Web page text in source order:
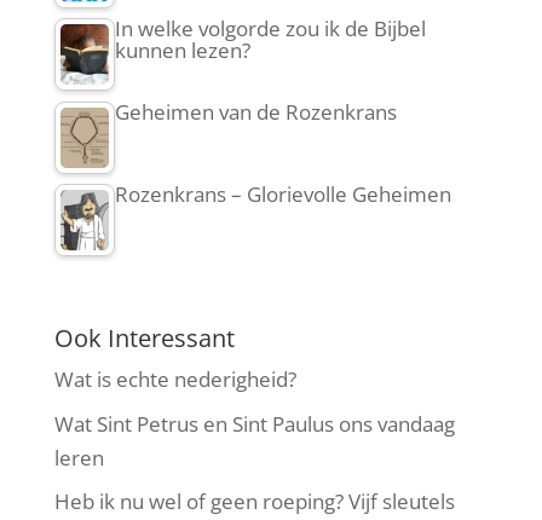
In welke volgorde zou ik de Bijbel
kunnen lezen?
Geheimen van de Rozenkrans
Rozenkrans – Glorievolle Geheimen
Ook Interessant
Wat is echte nederigheid?
Wat Sint Petrus en Sint Paulus ons vandaag
leren
Heb ik nu wel of geen roeping? Vijf sleutels